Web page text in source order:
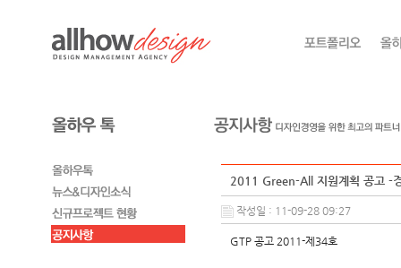
2011 Green-All 지원계획 공고 -
작성일 : 11-09-28 09:27
GTP 공고 2011-제34호